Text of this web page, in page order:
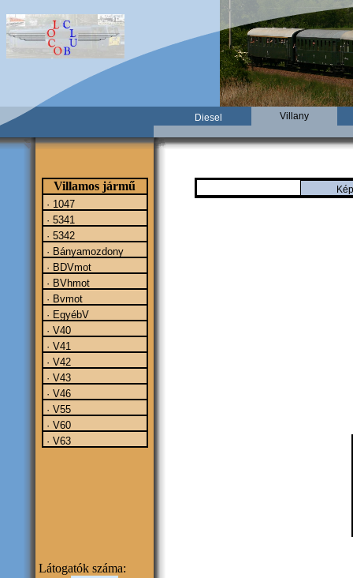
Diesel Villany
Villamos jármű
· 1047
· 5341
· 5342
· Bányamozdony
· BDVmot
· BVhmot
· Bvmot
· EgyébV
· V40
· V41
· V42
· V43
· V46
· V55
· V60
· V63
Látogatók száma: